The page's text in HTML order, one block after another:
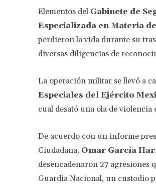
Elementos del Gabinete de
Especializada en Materia
perdieron la vida durante su
diversas diligencias de
La operación militar se llevó a
Especiales del Ejército
cual desató una ola de violencia
De acuerdo con un informe
Ciudadana, Omar García
desencadenaron 27 agresiones
Guardia Nacional, un custodio